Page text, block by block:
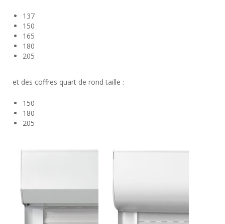
137
150
165
180
205
et des coffres quart de rond taille :
150
180
205